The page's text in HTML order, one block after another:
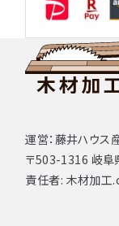
運営：藤井ハウス
〒503-1316 岐阜
責任者: 木材加工